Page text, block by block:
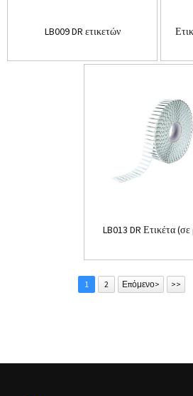
LB009 DR ετικετών
LB013 DR Ετικέτα
1 2 Επόμενο> >>